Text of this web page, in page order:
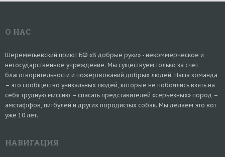
О НАС
Шереметьевский приют БФ «В добрые руки» - некоммерческое и
негосударственное учреждение. Мы существуем только за счет
благотворительности и пожертвований добрых людей. Наша команда
– это сообщество уникальных людей, которые не побоялись взять на
себя трудную миссию – спасать представителей «серьезных» пород –
амстаффов, питбулей и других породистых собак. Мы делаем это вот
уже 10 лет.
НАВИГАЦИЯ